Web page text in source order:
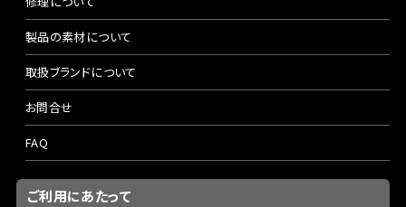
製品の素材について
取扱ブランドについて
お問合せ
FAQ
ご利用にあたって